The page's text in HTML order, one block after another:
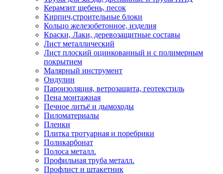
Керамзит щебень, песок
Кирпич,строительные блоки
Кольцо железобетонное, изделия
Краски, Лаки, деревозащитные составы
Лист металлический
Лист плоский оцинкованный и с полимерным
покрытием
Малярный инструмент
Ондулин
Пароизоляция, ветрозащита, геотекстиль
Пена монтажная
Печное литьё и дымоходы
Пиломатериалы
Пленки
Плитка тротуарная и поребрики
Поликарбонат
Полоса металл.
Профильная труба металл.
Профлист и штакетник